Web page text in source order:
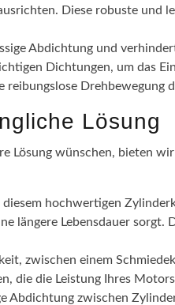
Diese robuste und
Abdichtung und
Dichtungen, um das
reibungslose Drehbewegung
Lösung
Lösung wünschen, bieten
hochwertigen
längere Lebensdauer sorgt.
zwischen einem
die die Leistung Ihres
Abdichtung zwischen